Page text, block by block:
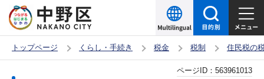
の
ー
トップページ くらし・手続き 税金 税制 住民税の
ページID： 563961013